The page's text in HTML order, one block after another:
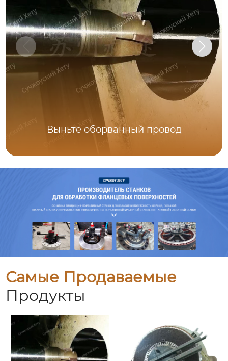
Выньте оборванный провод
Самые Продаваемые
Продукты